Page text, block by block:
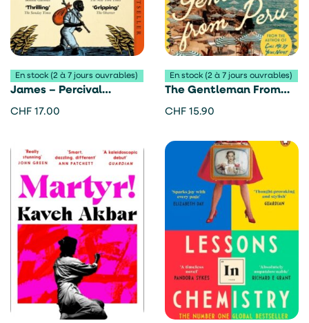
En stock (2 à 7 jours ouvrables)
James – Percival
Everett
CHF 17.00
En stock (2 à 7 jours ouvrables)
The Gentleman From
Peru – André Aciman
CHF 15.90